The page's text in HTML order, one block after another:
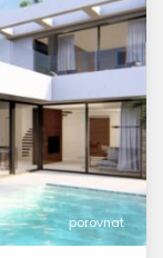
porovnat